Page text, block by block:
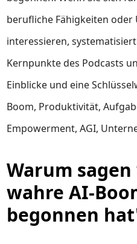
berufliche Fähigkeiten
interessieren,
Kernpunkte des Podcasts
Einblicke und eine
Boom, Produktivität,
Empowerment, AGI,
Warum
wahre AI-
begonnen